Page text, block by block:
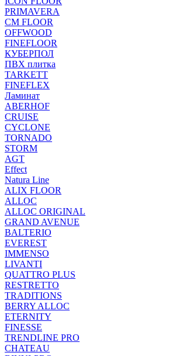
PRIMAVERA
CM FLOOR
OFFWOOD
FINEFLOOR
КУБЕРПОЛ
ПВХ плитка
TARKETT
FINEFLEX
Ламинат
ABERHOF
CRUISE
CYCLONE
TORNADO
STORM
AGT
Effect
Natura Line
ALIX FLOOR
ALLOC
ALLOC ORIGINAL
GRAND AVENUE
BALTERIO
EVEREST
IMMENSO
LIVANTI
QUATTRO PLUS
RESTRETTO
TRADITIONS
BERRY ALLOC
ETERNITY
FINESSE
TRENDLINE PRO
CHATEAU